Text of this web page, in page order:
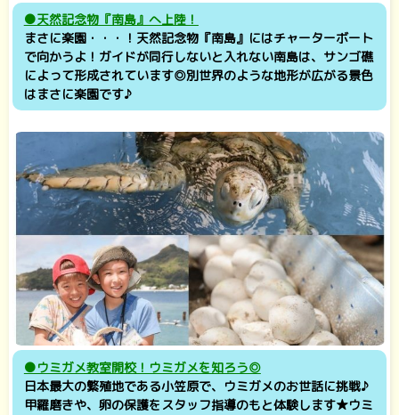
●天然記念物『南島』へ上陸！
まさに楽園・・・！天然記念物『南島』にはチャーターボート
で向かうよ！ガイドが同行しないと入れない南島は、サンゴ礁
によって形成されています◎別世界のような地形が広がる景色
はまさに楽園です♪
●ウミガメ教室開校！ウミガメを知ろう◎
日本最大の繁殖地である小笠原で、ウミガメのお世話に挑戦♪
甲羅磨きや、卵の保護をスタッフ指導のもと体験します★ウミ